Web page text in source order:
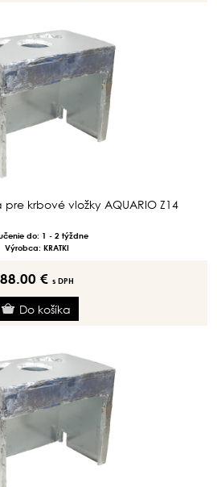
krbové vložky AQUARIO Z14
do: 1 - 2 týždne
Výrobca: KRATKI
88.00 € s DPH